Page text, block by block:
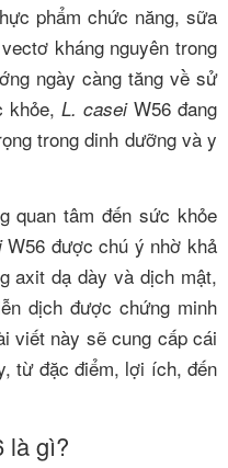
phẩm chức năng, sữa
kháng nguyên trong
ngày càng tăng về sử
khỏe,L. caseiW56 đang
trong dinh dưỡng và y
quan tâm đến sức khỏe
W56 được chú ý nhờ khả
axit dạ dày và dịch mật,
dịch được chứng minh
viết này sẽ cung cấp cái
từ đặc điểm, lợi ích, đến
là gì?